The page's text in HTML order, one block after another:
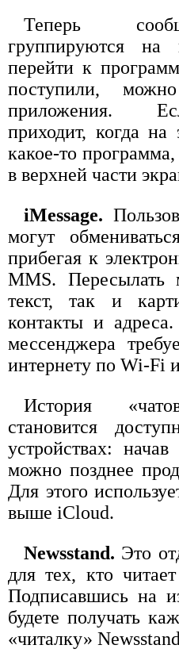
Теперь
группируются на
перейти к
поступили,
приложения.
приходит, когда
какое-то
в верхней части
iMessage.
могут
прибегая к
MMS. Пересылать
текст, так и
контакты и
мессенджера
интернету по Wi-Fi
История
становится
устройствах:
можно позднее
Для этого
выше iCloud.
Newsstand. Это
для тех, кто
Подписавшись на
будете получать
«читалку»